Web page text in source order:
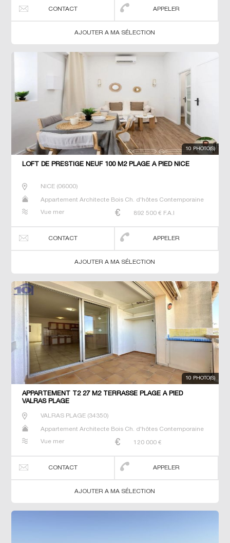
CONTACT APPELER
AJOUTER A MA SÉLECTION
10 PHOTO(S)
LOFT DE PRESTIGE NEUF 100 M2 PLAGE À PIED NICE
NICE(06000)
Appartement Architecte Bois Ch. d'hôtes Contemporaine
Neuf Penthouse Prestige Prestige Propriété Studio T2 T3
Vue mer 892 500 € F.A.I
CONTACT APPELER
AJOUTER A MA SÉLECTION
10 PHOTO(S)
APPARTEMENT T2 27 M2 TERRASSE PLAGE À PIED
VALRAS PLAGE
VALRAS PLAGE(34350)
Appartement Architecte Bois Ch. d'hôtes Contemporaine
Neuf Penthouse Prestige Prestige Propriété Studio T2 T3
Vue mer 120 000 €
CONTACT APPELER
AJOUTER A MA SÉLECTION